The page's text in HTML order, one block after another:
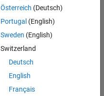
Österreich (Deutsch)
Portugal (English)
Sweden (English)
Switzerland
Deutsch
English
Français